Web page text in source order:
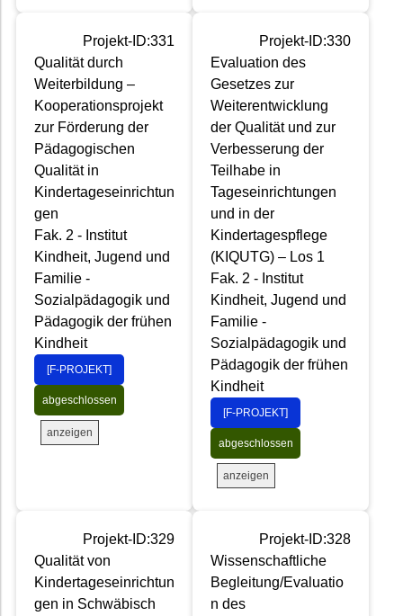
Projekt-ID:331
Qualität durch
Weiterbildung –
Kooperationsprojekt
zur Förderung der
Pädagogischen
Qualität in
Kindertageseinrichtun
gen
Fak. 2 - Institut
Kindheit, Jugend und
Familie -
Sozialpädagogik und
Pädagogik der frühen
Kindheit
[F-PROJEKT]
abgeschlossen
anzeigen
Projekt-ID:330
Evaluation des
Gesetzes zur
Weiterentwicklung
der Qualität und zur
Verbesserung der
Teilhabe in
Tageseinrichtungen
und in der
Kindertagespflege
(KIQUTG) – Los 1
Fak. 2 - Institut
Kindheit, Jugend und
Familie -
Sozialpädagogik und
Pädagogik der frühen
Kindheit
[F-PROJEKT]
abgeschlossen
anzeigen
Projekt-ID:329
Qualität von
Kindertageseinrichtun
gen in Schwäbisch
Projekt-ID:328
Wissenschaftliche
Begleitung/Evaluatio
n des